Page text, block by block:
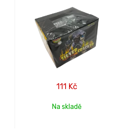
111 Kč
Na skladě